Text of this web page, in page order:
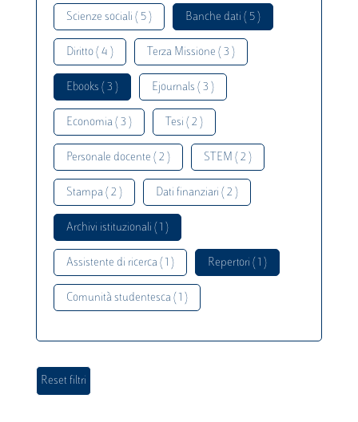
Scienze sociali ( 5 ) Banche dati ( 5 )
Diritto ( 4 ) Terza Missione ( 3 )
Ebooks ( 3 ) Ejournals ( 3 )
Economia ( 3 ) Tesi ( 2 )
Personale docente ( 2 ) STEM ( 2 )
Stampa ( 2 ) Dati finanziari ( 2 )
Archivi istituzionali ( 1 )
Assistente di ricerca ( 1 ) Repertori ( 1 )
Comunità studentesca ( 1 )